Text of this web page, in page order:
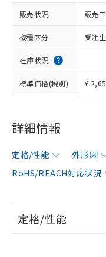
販売状況 販売中
機種区分 受注
在庫状況
標準価格(税別) ¥
詳細情報
定格/性能 外形図
RoHS/REACH対応状況
定格/性能